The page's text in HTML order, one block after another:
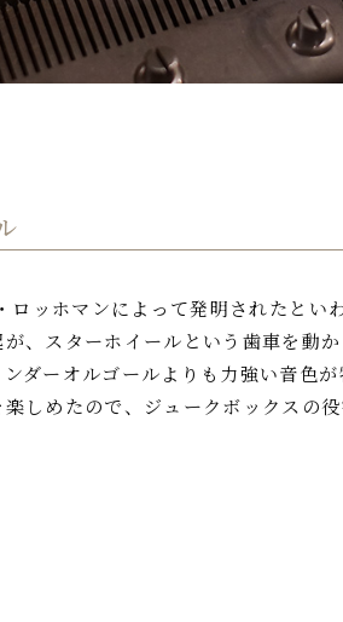
ロッホマンによって発明されたとい
、スターホイールという歯車を動
ダーオルゴールよりも力強い音色
しめたので、ジュークボックスの